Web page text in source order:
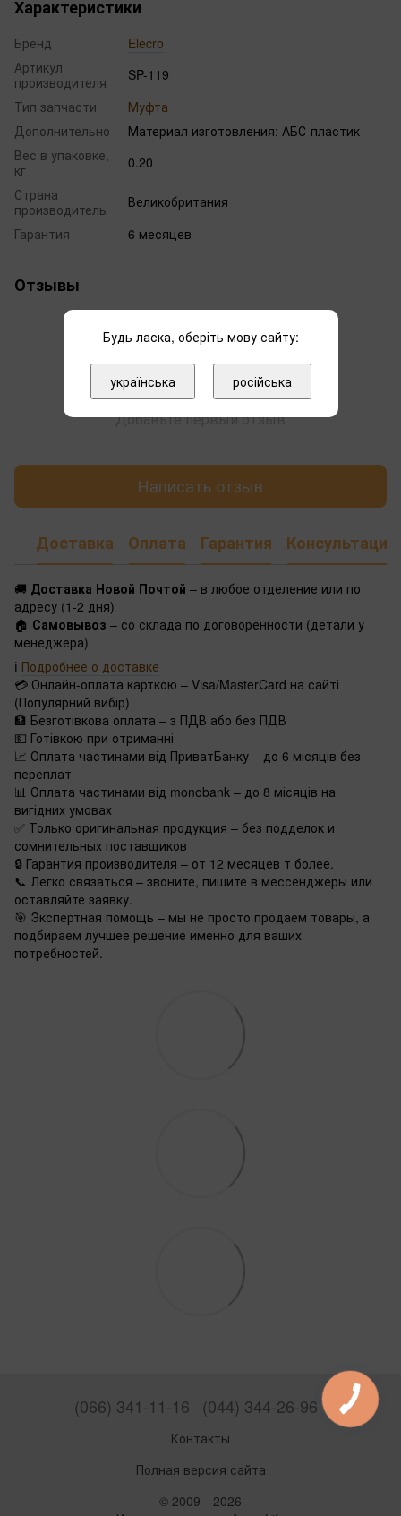
Характеристики
Бренд
Elecro
Артикул
производителя
SP-119
Тип запчасти
Муфта
Дополнительно
Материал изготовления: АБС-пластик
Вес в упаковке,
кг
0.20
Страна
производитель
Великобритания
Гарантия
6 месяцев
Отзывы
Добавьте первый отзыв
Написать отзыв
Доставка Оплата Гарантия Консультация
🚚 Доставка Новой Почтой – в любое отделение или по
адресу (1-2 дня)
🏠 Самовывоз – со склада по договоренности (детали у
менеджера)
ℹ️ Подробнее о доставке
💳 Онлайн-оплата карткою – Visa/MasterCard на сайті
(Популярний вибір)
🏦 Безготівкова оплата – з ПДВ або без ПДВ
💵 Готівкою при отриманні
📈 Оплата частинами від ПриватБанку – до 6 місяців без
переплат
📊 Оплата частинами від monobank – до 8 місяців на
вигідних умовах
✅ Только оригинальная продукция – без подделок и
сомнительных поставщиков
🔒 Гарантия производителя – от 12 месяцев т более.
📞 Легко связаться – звоните, пишите в мессенджеры или
оставляйте заявку.
🎯 Экспертная помощь – мы не просто продаем товары, а
подбираем лучшее решение именно для ваших
потребностей.
(066) 341-11-16 (044) 344-26-96
Контакты
Полная версия сайта
© 2009—2026
Будь ласка, оберіть мову сайту:
українська російська